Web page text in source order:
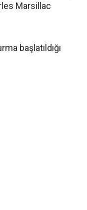
Marsillac
başlatıldığı